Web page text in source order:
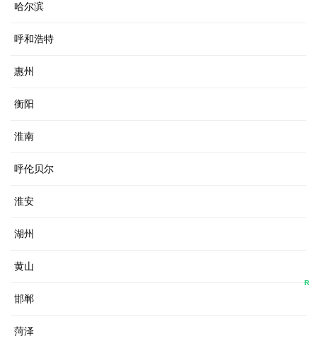
哈尔滨
呼和浩特
惠州
衡阳
淮南
呼伦贝尔
淮安
湖州
黄山
邯郸
菏泽
R